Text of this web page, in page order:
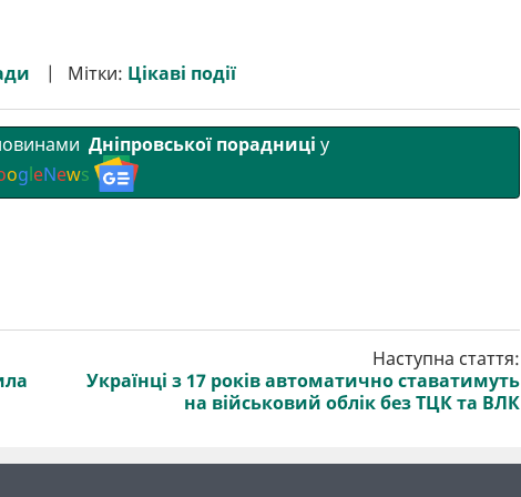
Мітки: Цікаві події
Дніпровської порадниці у
ogleNews
Наступна стаття:
Українці з 17 років автоматично ставатимуть
на військовий облік без ТЦК та ВЛК